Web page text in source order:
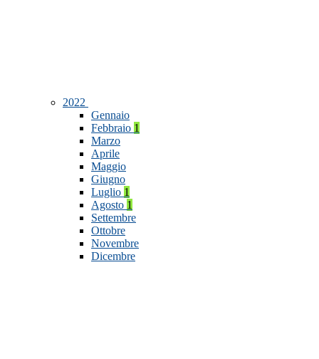
2022
Gennaio
Febbraio 1
Marzo
Aprile
Maggio
Giugno
Luglio 1
Agosto 1
Settembre
Ottobre
Novembre
Dicembre